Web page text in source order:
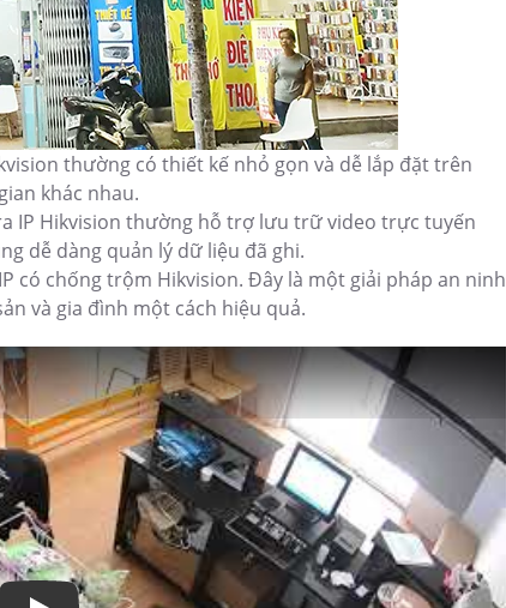
thường có thiết kế nhỏ gọn và dễ lắp đặt trên
khác nhau.
IP Hikvision thường hỗ trợ lưu trữ video trực tuyến
dễ dàng quản lý dữ liệu đã ghi.
có chống trộm Hikvision. Đây là một giải pháp an ninh
và gia đình một cách hiệu quả.